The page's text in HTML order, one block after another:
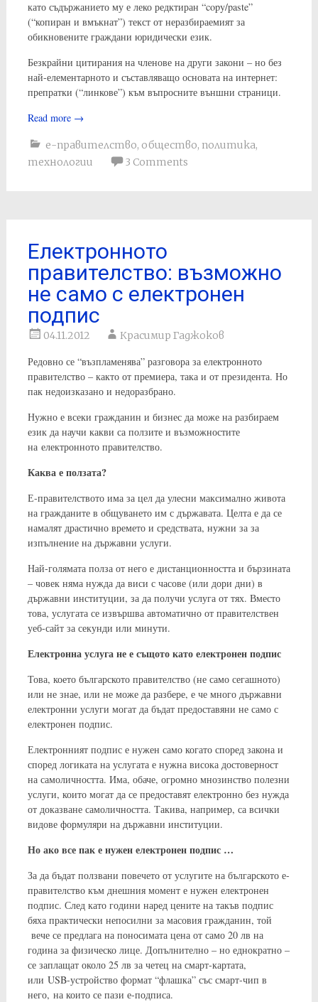
като съдържанието му е леко редктиран “copy/paste”
(“копиран и вмъкнат”) текст от неразбираемият за
обикновените граждани юридически език.
Безкрайни цитирания на членове на други закони – но без
най-елементарното и съставляващо основата на интернет:
препратки (“линкове”) към въпросните външни страници.
Read more →
е-правителство, общество, политика,
технологии
3 Comments
Електронното
правителство: възможно
не само с електронен
подпис
04.11.2012 Красимир Гаджоков
Редовно се “възпламенява” разговора за електронното
правителство – както от премиера, така и от президента. Но
пак недоизказано и недоразбрано.
Нужно е всеки гражданин и бизнес да може на разбираем
език да научи какви са ползите и възможностите
на електронното правителство.
Каква е ползата?
Е-правителството има за цел да улесни максимално живота
на гражданите в общуването им с държавата. Целта е да се
намалят драстично времето и средствата, нужни за за
изпълнение на държавни услуги.
Най-голямата полза от него е дистанционността и бързината
– човек няма нужда да виси с часове (или дори дни) в
държавни институции, за да получи услуга от тях. Вместо
това, услугата се извършва автоматично от правителствен
уеб-сайт за секунди или минути.
Електронна услуга не е същото като електронен подпис
Това, което българското правителство (не само сегашното)
или не знае, или не може да разбере, е че много държавни
електронни услуги могат да бъдат предоставяни не само с
електронен подпис.
Електронният подпис е нужен само когато според закона и
според логиката на услугата е нужна висока достоверност
на самоличността. Има, обаче, огромно мнозинство полезни
услуги, които могат да се предоставят електронно без нужда
от доказване самоличността. Такива, например, са всички
видове формуляри на държавни институции.
Но ако все пак е нужен електронен подпис …
За да бъдат ползвани повечето от услугите на българското е-
правителство към днешния момент е нужен електронен
подпис. След като години наред цените на такъв подпис
бяха практически непосилни за масовия гражданин, той
вече се предлага на поносимата цена от само 20 лв на
година за физическо лице. Допълнително – но еднократно –
се заплащат около 25 лв за четец на смарт-картата,
или USB-устройство формат “флашка” със смарт-чип в
него, на които се пази е-подписа.